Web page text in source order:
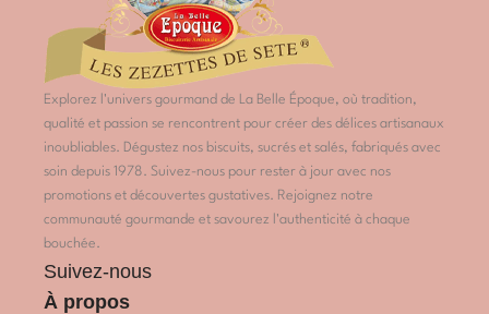
Explorez l'univers gourmand de La Belle Époque, où tradition,
qualité et passion se rencontrent pour créer des délices artisanaux
inoubliables. Dégustez nos biscuits, sucrés et salés, fabriqués avec
soin depuis 1978. Suivez-nous pour rester à jour avec nos
promotions et découvertes gustatives. Rejoignez notre
communauté gourmande et savourez l'authenticité à chaque
bouchée.
Suivez-nous
À propos